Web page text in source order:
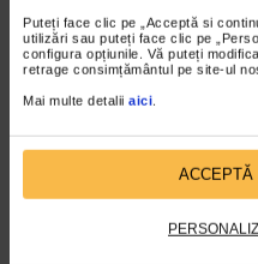
Puteți face clic pe „Acceptă si
utilizări sau puteți face clic pe
configura opțiunile. Vă puteți
retrage consimțământul pe site-ul
Mai multe detalii aici
ACCEPTĂ